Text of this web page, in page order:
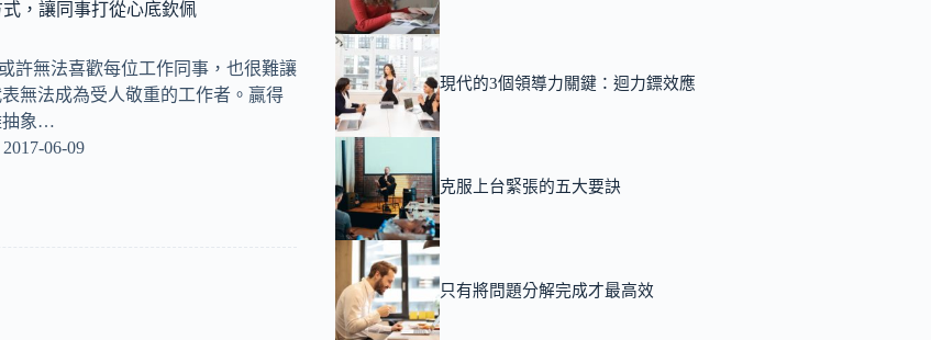
，讓同事打從心底欽佩
許無法喜歡每位工作同事，也很難讓
無法成為受人敬重的工作者。贏得
抽象…
2017-06-09
現代的3個領導力關鍵：迴力鏢效應
克服上台緊張的五大要訣
只有將問題分解完成才最高效